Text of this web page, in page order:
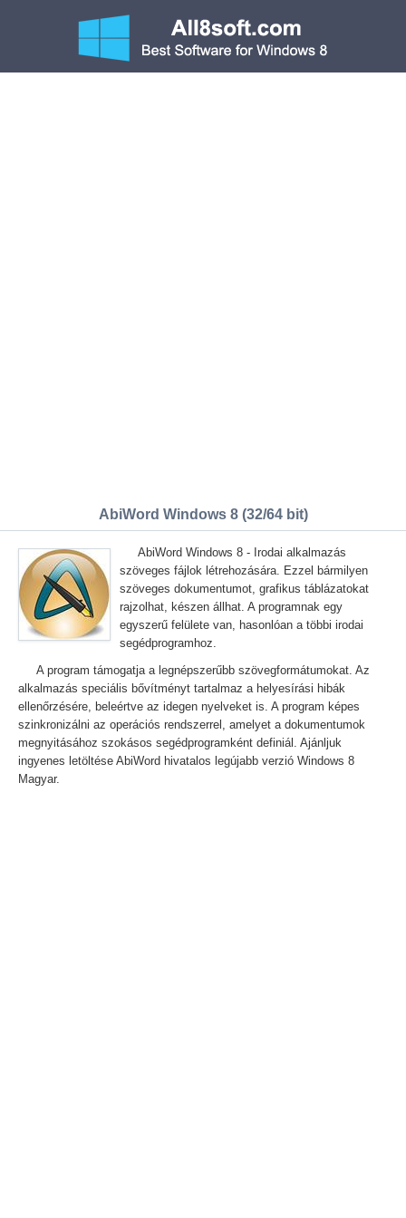
AbiWord Windows 8 (32/64 bit)
AbiWord Windows 8 - Irodai alkalmazás
szöveges fájlok létrehozására. Ezzel bármilyen
szöveges dokumentumot, grafikus táblázatokat
rajzolhat, készen állhat. A programnak egy
egyszerű felülete van, hasonlóan a többi irodai
segédprogramhoz.
A program támogatja a legnépszerűbb szövegformátumokat. Az
alkalmazás speciális bővítményt tartalmaz a helyesírási hibák
ellenőrzésére, beleértve az idegen nyelveket is. A program képes
szinkronizálni az operációs rendszerrel, amelyet a dokumentumok
megnyitásához szokásos segédprogramként definiál. Ajánljuk
ingyenes letöltése AbiWord hivatalos legújabb verzió Windows 8
Magyar.